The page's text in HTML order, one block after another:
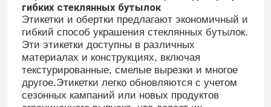
гибких стеклянных бутылок
Этикетки и обертки предлагают экономичный и
гибкий способ украшения стеклянных бутылок.
Эти этикетки доступны в различных
материалах и конструкциях, включая
текстурированные, смелые вырезки и многое
другое.Этикетки легко обновляются с учетом
сезонных кампаний или новых продуктов